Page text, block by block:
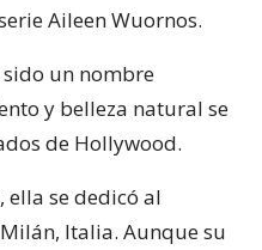
Aileen Wuornos.
sido un nombre
y belleza natural se
de Hollywood.
ella se dedicó al
Italia. Aunque su